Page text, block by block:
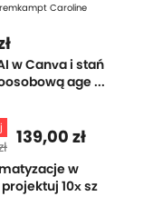
Caroline
w Canva i stań
age ...
139,00 zł
w
10x sz